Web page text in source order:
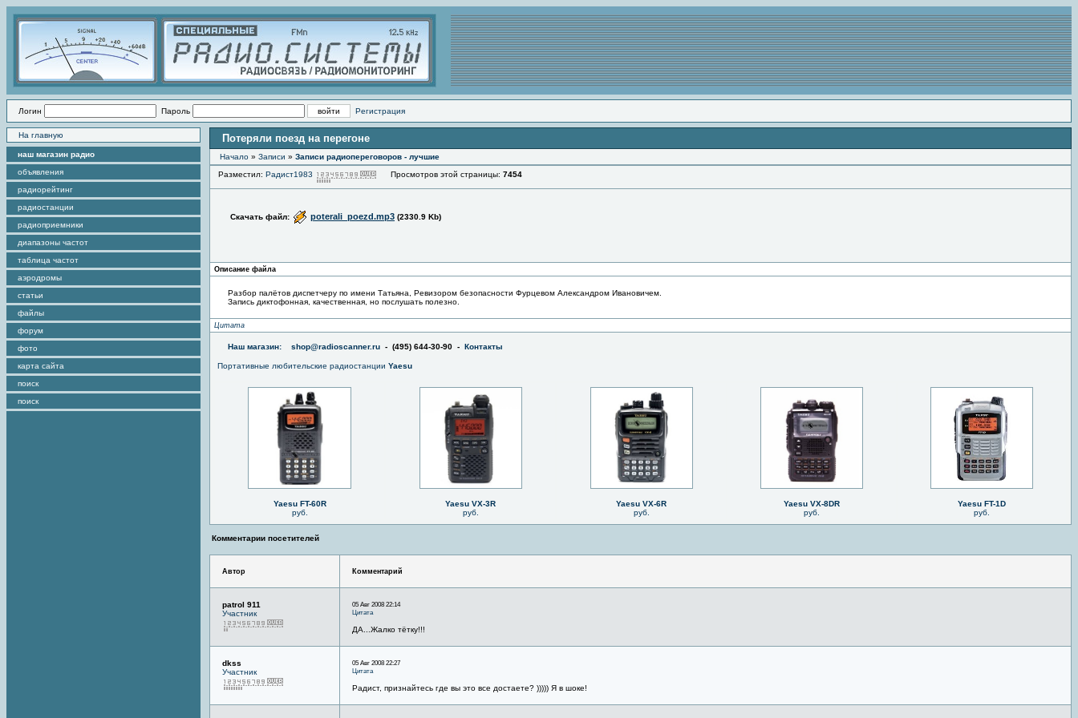
Логин Пароль Регистрация
На главную
наш магазин радио
объявления
радиорейтинг
радиостанции
радиоприемники
диапазоны частот
таблица частот
аэродромы
статьи
файлы
форум
фото
карта сайта
поиск
поиск
Потеряли поезд на перегоне
Начало » Записи » Записи радиопереговоров - лучшие
Разместил: Радист1983 Просмотров этой страницы: 7454
Скачать файл: poterali_poezd.mp3 (2330.9 Kb)
Описание файла
Разбор палётов диспетчеру по имени Татьяна, Ревизором безопасности Фурцевом Александром Ивановичем.
Запись диктофонная, качественная, но послушать полезно.
Цитата
Наш магазин: shop@radioscanner.ru - (495) 644-30-90 - Контакты
Портативные любительские радиостанции Yaesu
Yaesu FT-60R
руб.
Yaesu VX-3R
руб.
Yaesu VX-6R
руб.
Yaesu VX-8DR
руб.
Yaesu FT-1D
руб.
Комментарии посетителей
Автор Комментарий
patrol 911
Участник
05 Авг 2008 22:14
Цитата
ДА...Жалко тётку!!!
dkss
Участник
05 Авг 2008 22:27
Цитата
Радист, признайтесь где вы это все достаете? ))))) Я в шоке!